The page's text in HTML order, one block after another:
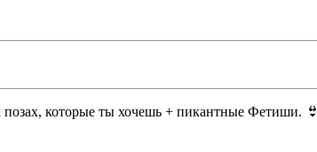
которые ты хочешь + пикантные Фетиши. 👙